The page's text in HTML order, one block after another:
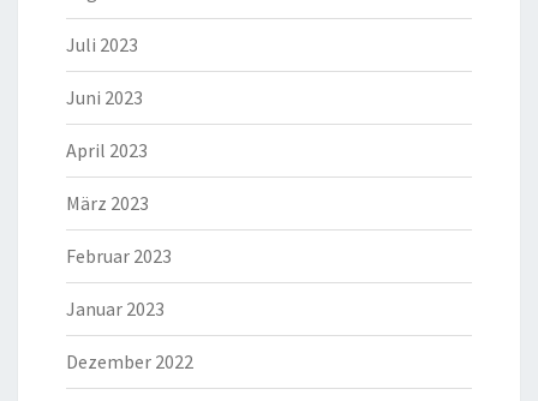
Juli 2023
Juni 2023
April 2023
März 2023
Februar 2023
Januar 2023
Dezember 2022